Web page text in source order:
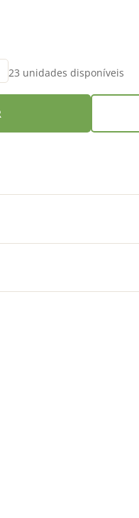
23 unidades disponíveis